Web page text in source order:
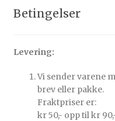
Betingelser
Levering:
Vi sender varene
brev eller pakke.
Fraktpriser er:
kr 50,- opp til kr